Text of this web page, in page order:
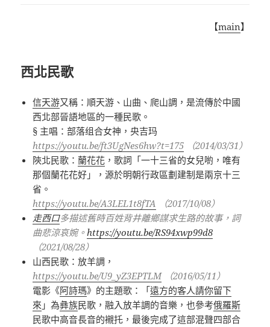
【main】
西北民歌
信天游又稱：順天游、山曲、爬山調，是流傳於中國
西北部晉語地區的一種民歌。
§ 主唱：部落组合女神，央吉玛
https://youtu.be/ft3UgNes6hw?t=175 （2014/03/31）
陝北民歌： 蘭花花 ，歌詞「一十三省的女兒喲，唯有
那個蘭花花好」，源於明朝行政區劃建制是兩京十三
省。
https://youtu.be/A3LEL1t8fTA （2017/10/08）
走西口多描述舊時百姓背井離鄉謀求生路的故事，詞
曲悲涼哀婉。https://youtu.be/RS94xwp99d8
（2021/08/28）
山西民歌：放羊調，
https://youtu.be/U9_yZ3EPTLM（2016/05/11）
電影《阿詩瑪》的主題歌：「遠方的客人請你留下
來 」為彝族民歌，融入放羊調的音樂，也參考俄羅斯
民歌中高音長音的襯托，最後完成了這部混聲四部合